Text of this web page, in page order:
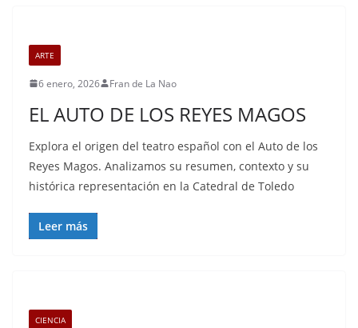
ARTE
6 enero, 2026 Fran de La Nao
EL AUTO DE LOS REYES MAGOS
Explora el origen del teatro español con el Auto de los
Reyes Magos. Analizamos su resumen, contexto y su
histórica representación en la Catedral de Toledo
Leer más
CIENCIA